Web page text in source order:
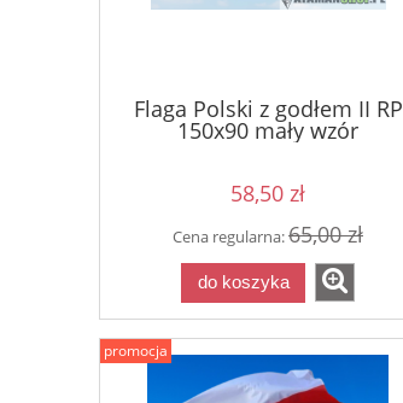
Flaga Polski z godłem II RP
150x90 mały wzór
58,50 zł
Cena regularna:65,00 zł
do koszyka
promocja